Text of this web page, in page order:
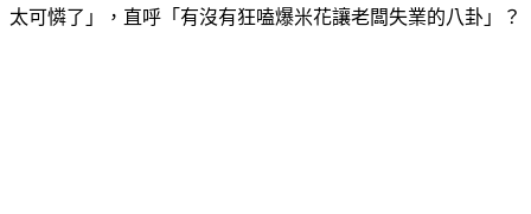
花，嗑了三碗，老闆是不是要哭出來了，想到就覺得老闆實在